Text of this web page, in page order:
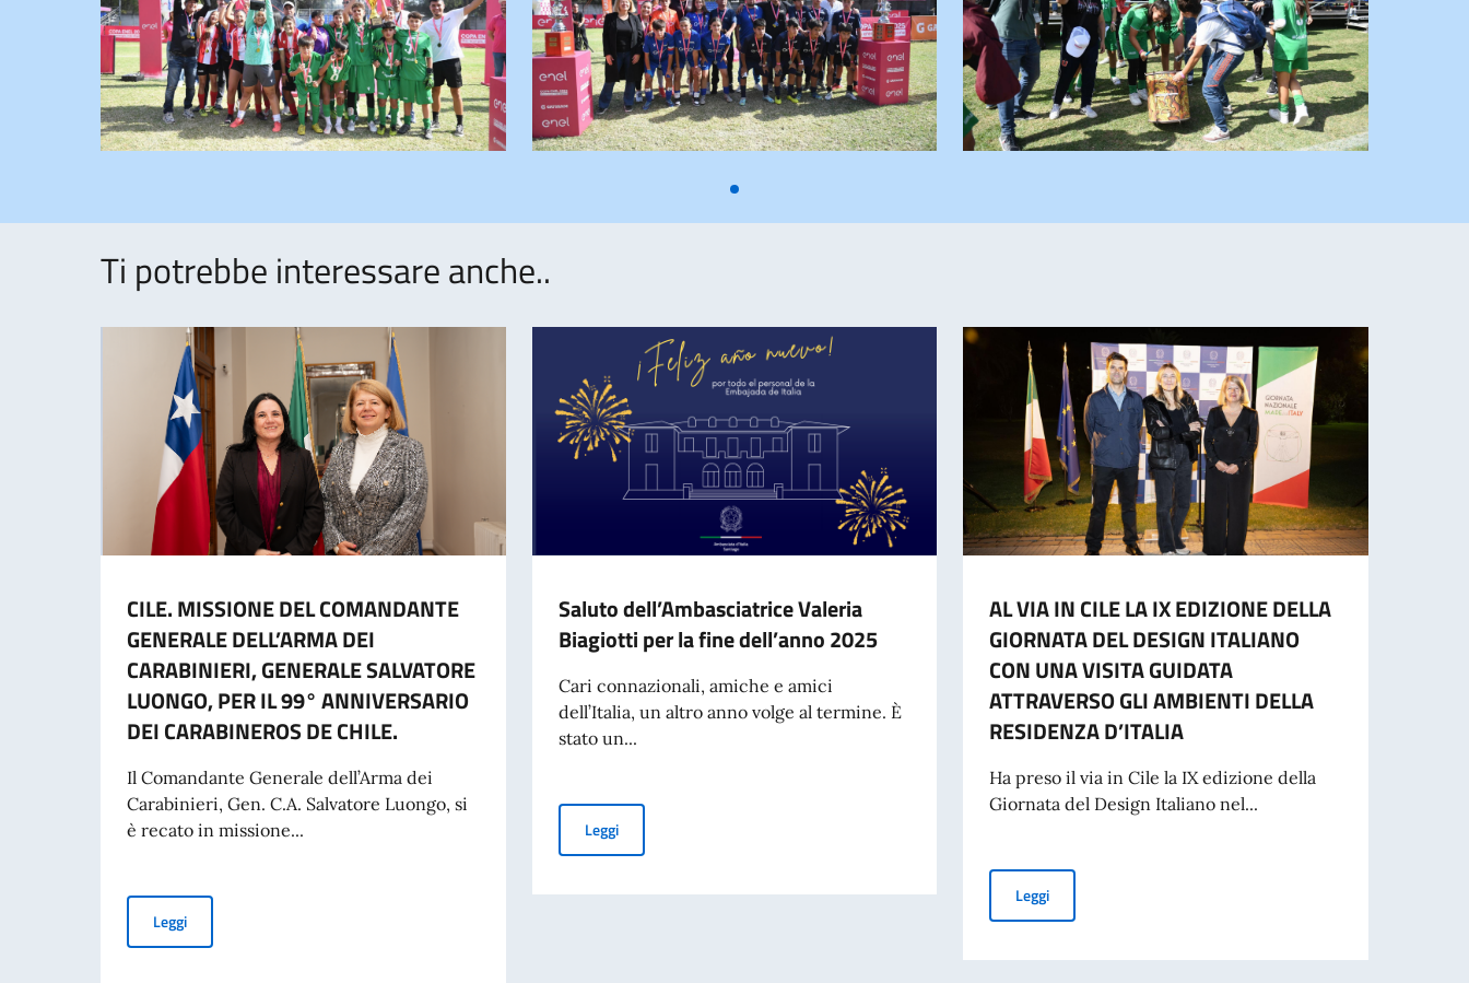
Ti potrebbe interessare anche..
CILE. MISSIONE DEL COMANDANTE
GENERALE DELL’ARMA DEI
CARABINIERI, GENERALE SALVATORE
LUONGO, PER IL 99° ANNIVERSARIO
DEI CARABINEROS DE CHILE.
Il Comandante Generale dell’Arma dei
Carabinieri, Gen. C.A. Salvatore Luongo, si
è recato in missione...
LeggiCILE. MISSIONE DEL COMANDANTE GENERALE DELL’ARMA DEI CARABINIERI, GENERALE SALVATORE LUONGO, PER IL 99° ANNIVERSARIO DEI CARABINEROS DE CHILE.
Saluto dell’Ambasciatrice Valeria
Biagiotti per la fine dell’anno 2025
Cari connazionali, amiche e amici
dell’Italia, un altro anno volge al termine. È
stato un...
LeggiSaluto dell’Ambasciatrice Valeria Biagiotti per la fine dell’anno 2025
AL VIA IN CILE LA IX EDIZIONE DELLA
GIORNATA DEL DESIGN ITALIANO
CON UNA VISITA GUIDATA
ATTRAVERSO GLI AMBIENTI DELLA
RESIDENZA D’ITALIA
Ha preso il via in Cile la IX edizione della
Giornata del Design Italiano nel...
LeggiAL VIA IN CILE LA IX EDIZIONE DELLA GIORNATA DEL DESIGN